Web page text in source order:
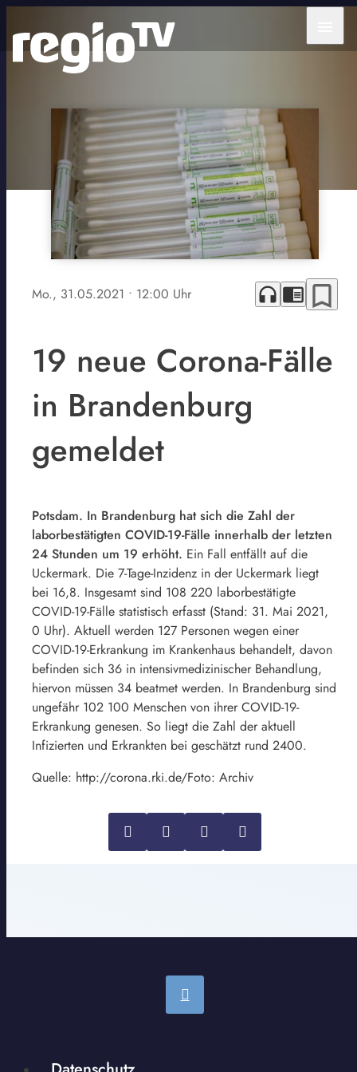
Mo., 31.05.2021 • 12:00 Uhr headphones chrome_reader_mode bookmark_border
19 neue Corona-Fälle
in Brandenburg
gemeldet
Potsdam. In Brandenburg hat sich die Zahl der
laborbestätigten COVID-19-Fälle innerhalb der letzten
24 Stunden um 19 erhöht. Ein Fall entfällt auf die
Uckermark. Die 7-Tage-Inzidenz in der Uckermark liegt
bei 16,8. Insgesamt sind 108 220 laborbestätigte
COVID-19-Fälle statistisch erfasst (Stand: 31. Mai 2021,
0 Uhr). Aktuell werden 127 Personen wegen einer
COVID-19-Erkrankung im Krankenhaus behandelt, davon
befinden sich 36 in intensivmedizinischer Behandlung,
hiervon müssen 34 beatmet werden. In Brandenburg sind
ungefähr 102 100 Menschen von ihrer COVID-19-
Erkrankung genesen. So liegt die Zahl der aktuell
Infizierten und Erkrankten bei geschätzt rund 2400.
Quelle: http://corona.rki.de/Foto: Archiv